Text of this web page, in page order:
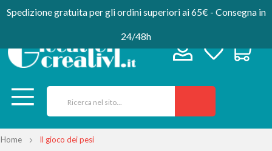
Spedizione gratuita per gli ordini superiori ai 65€ - Consegna in
24/48h
Home Il gioco dei pesi